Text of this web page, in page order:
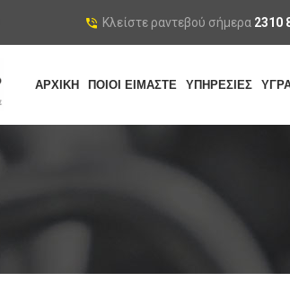
Κλείστε ραντεβού σήμερα 2310
ΑΡΧΙΚΗ ΠΟΙΟΙ ΕΙΜΑΣΤΕ ΥΠΗΡΕΣΙΕΣ